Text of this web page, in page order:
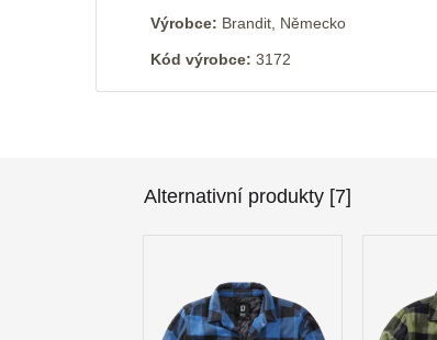
Výrobce: Brandit, Německo
Kód výrobce: 3172
Alternativní produkty [7]